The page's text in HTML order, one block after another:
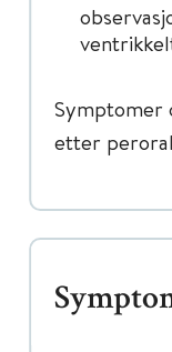
Symptomer
etter